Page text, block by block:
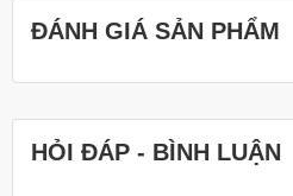
ĐÁNH GIÁ SẢN PHẨM
HỎI ĐÁP - BÌNH LUẬN